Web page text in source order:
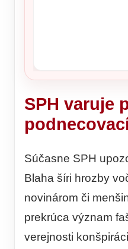
SPH varuje
Súčasne SPH
Blaha šíri hrozby
novinárom či
prekrúca význam
verejnosti